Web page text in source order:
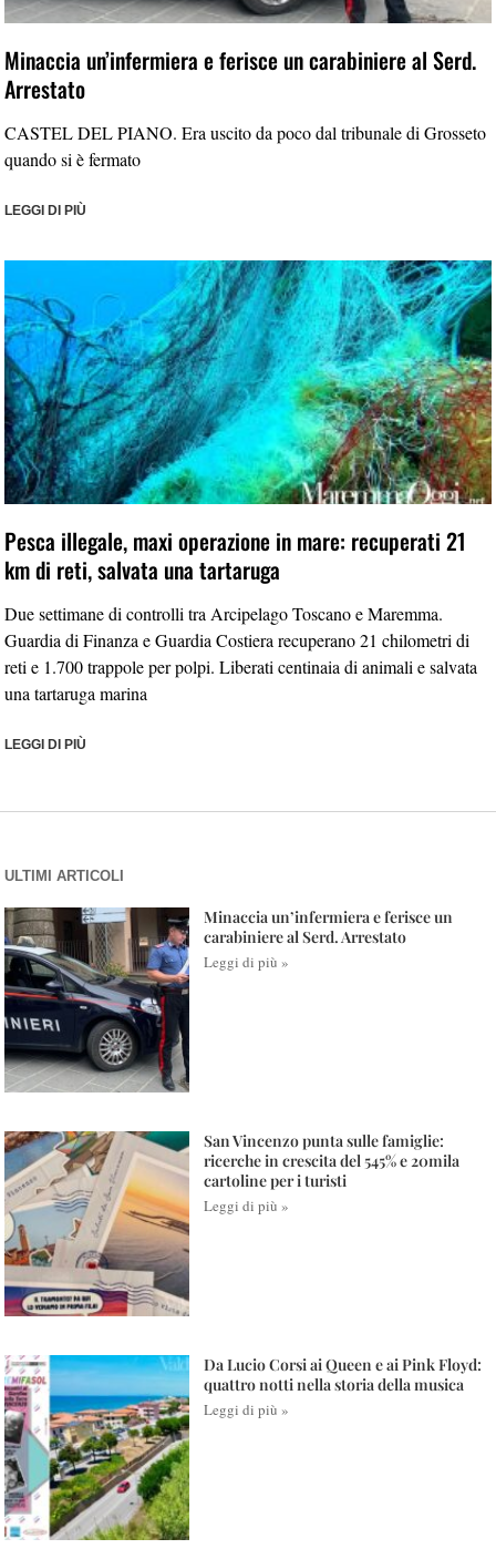
Minaccia un’infermiera e ferisce un carabiniere al Serd.
Arrestato
CASTEL DEL PIANO. Era uscito da poco dal tribunale di Grosseto
quando si è fermato
LEGGI DI PIÙ
Pesca illegale, maxi operazione in mare: recuperati 21
km di reti, salvata una tartaruga
Due settimane di controlli tra Arcipelago Toscano e Maremma.
Guardia di Finanza e Guardia Costiera recuperano 21 chilometri di
reti e 1.700 trappole per polpi. Liberati centinaia di animali e salvata
una tartaruga marina
LEGGI DI PIÙ
ULTIMI ARTICOLI
Minaccia un’infermiera e ferisce un
carabiniere al Serd. Arrestato
Leggi di più »
San Vincenzo punta sulle famiglie:
ricerche in crescita del 545% e 20mila
cartoline per i turisti
Leggi di più »
Da Lucio Corsi ai Queen e ai Pink Floyd:
quattro notti nella storia della musica
Leggi di più »